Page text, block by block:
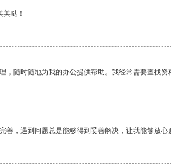
哒！
，随时随地为我的办公提供帮助。我经常需要查找
善，遇到问题总是能够得到妥善解决，让我能够放心